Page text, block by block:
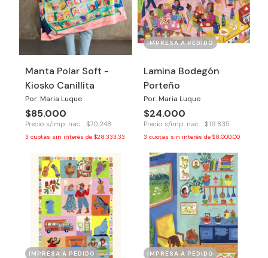
Manta Polar Soft -
Kiosko Canillita
Por: Maria Luque
$85.000
Precio s/imp. nac. : $70.248
3 cuotas sin interés de $28.333,33
IMPRESA A PEDIDO
Lamina Bodegón
Porteño
Por: Maria Luque
$24.000
Precio s/imp. nac. : $19.835
3 cuotas sin interés de $8.000,00
IMPRESA A PEDIDO IMPRESA A PEDIDO